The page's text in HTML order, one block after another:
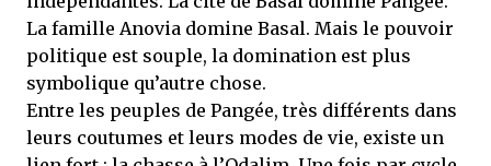
La famille Anovia domine Basal. Mais le pouvoir
politique est souple, la domination est plus
symbolique qu’autre chose.
Entre les peuples de Pangée, très différents dans
leurs coutumes et leurs modes de vie, existe un